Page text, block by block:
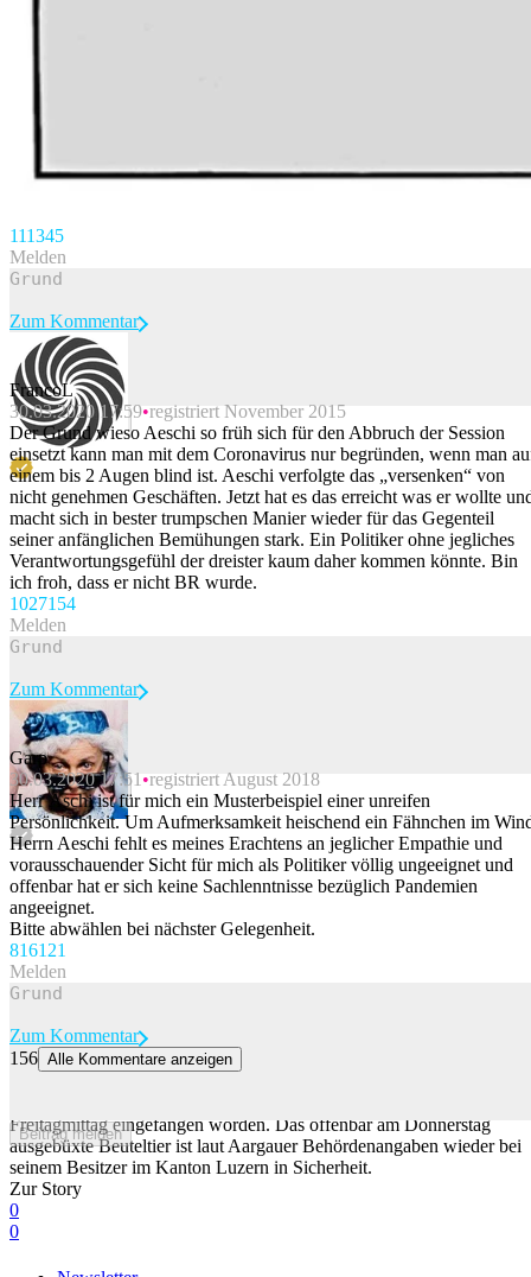
111345
Melden
Beitrag melden
Zum Kommentar
FrancoL
30.03.2020 17:59 registriert November 2015
Der Grund wieso Aeschi so früh sich für den Abbruch der Session
einsetzt kann man mit dem Coronavirus nur begründen, wenn man
einem bis 2 Augen blind ist. Aeschi verfolgte das „versenken“ von
nicht genehmen Geschäften. Jetzt hat es das erreicht was er wollte
macht sich in bester trumpschen Manier wieder für das Gegenteil
seiner anfänglichen Bemühungen stark. Ein Politiker ohne jegliches
Verantwortungsgefühl der dreister kaum daher kommen könnte. Bin
ich froh, dass er nicht BR wurde.
1027154
Melden
Beitrag melden
Zum Kommentar
Garp
30.03.2020 17:51 registriert August 2018
Herr Äschi ist für mich ein Musterbeispiel einer unreifen
Persönlichkeit. Um Aufmerksamkeit heischend ein Fähnchen im
Herrn Aeschi fehlt es meines Erachtens an jeglicher Empathie und
vorausschauender Sicht für mich als Politiker völlig ungeeignet und
offenbar hat er sich keine Sachlenntnisse bezüglich Pandemien
angeeignet.
Bitte abwählen bei nächster Gelegenheit.
816121
Melden
Beitrag melden
Zum Kommentar
156 Alle Kommentare anzeigen
Freitagmittag eingefangen worden. Das offenbar am Donnerstag
ausgebüxte Beuteltier ist laut Aargauer Behördenangaben wieder bei
seinem Besitzer im Kanton Luzern in Sicherheit.
Zur Story
0
0